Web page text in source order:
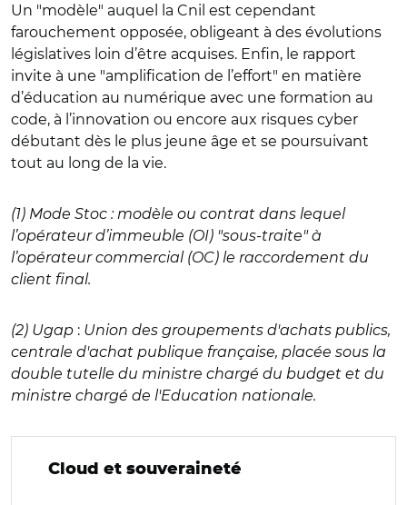
Un "modèle" auquel la Cnil est cependant
farouchement opposée, obligeant à des évolutions
législatives loin d’être acquises. Enfin, le rapport
invite à une "amplification de l’effort" en matière
d’éducation au numérique avec une formation au
code, à l’innovation ou encore aux risques cyber
débutant dès le plus jeune âge et se poursuivant
tout au long de la vie.
(1) Mode Stoc : modèle ou contrat dans lequel
l’opérateur d’immeuble (OI) "sous-traite" à
l’opérateur commercial (OC) le raccordement du
client final.
(2) Ugap : Union des groupements d'achats publics,
centrale d'achat publique française, placée sous la
double tutelle du ministre chargé du budget et du
ministre chargé de l'Education nationale.
Cloud et souveraineté